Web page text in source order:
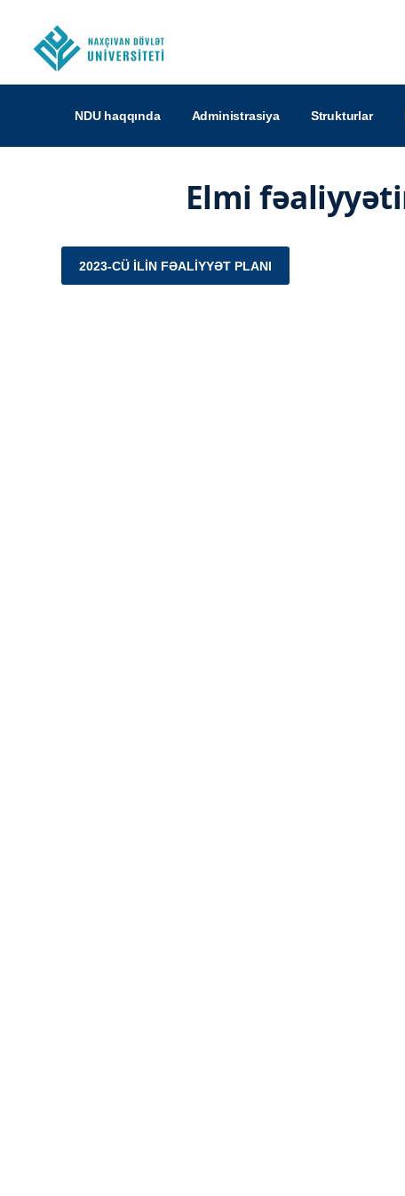
NDU haqqında Administrasiya Strukturlar
Elmi
2023-CÜ ILIN FƏALIYYƏT PLANI